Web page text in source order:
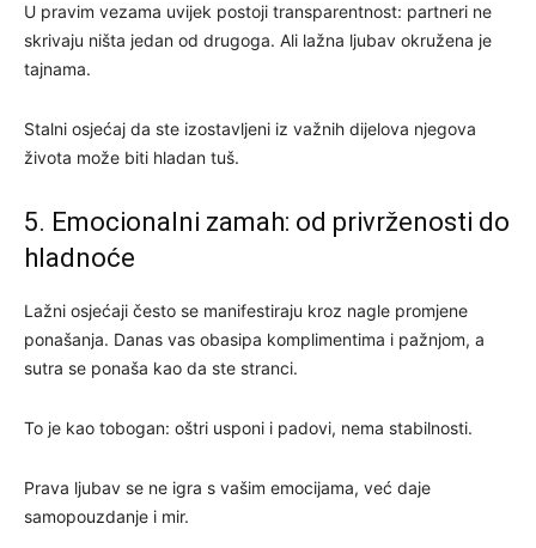
U pravim vezama uvijek postoji transparentnost: partneri ne
skrivaju ništa jedan od drugoga. Ali lažna ljubav okružena je
tajnama.
Stalni osjećaj da ste izostavljeni iz važnih dijelova njegova
života može biti hladan tuš.
5. Emocionalni zamah: od privrženosti do
hladnoće
Lažni osjećaji često se manifestiraju kroz nagle promjene
ponašanja. Danas vas obasipa komplimentima i pažnjom, a
sutra se ponaša kao da ste stranci.
To je kao tobogan: oštri usponi i padovi, nema stabilnosti.
Prava ljubav se ne igra s vašim emocijama, već daje
samopouzdanje i mir.